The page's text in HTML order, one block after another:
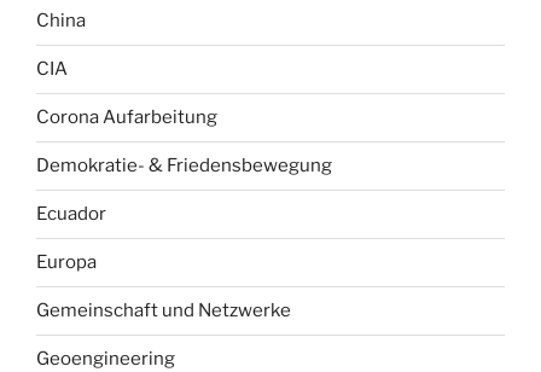
China
CIA
Corona Aufarbeitung
Demokratie- & Friedensbewegung
Ecuador
Europa
Gemeinschaft und Netzwerke
Geoengineering